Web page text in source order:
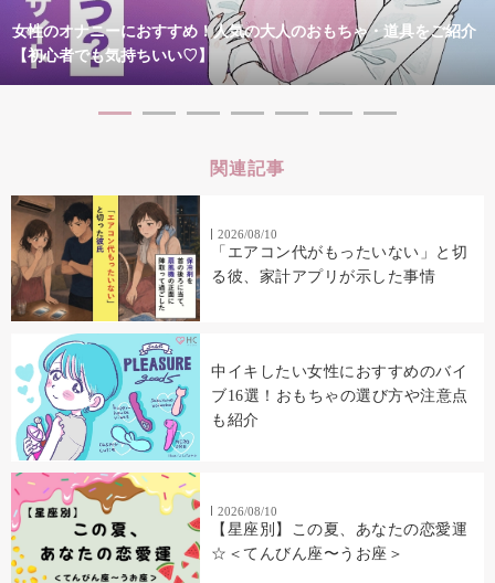
女性のオナニーにおすすめ！人気の大人のおもちゃ・道具をご紹介
【初心者でも気持ちいい♡】
関連記事
2026/08/10
「エアコン代がもったいない」と切
る彼、家計アプリが示した事情
中イキしたい女性におすすめのバイ
ブ16選！おもちゃの選び方や注意点
も紹介
2026/08/10
【星座別】この夏、あなたの恋愛運
☆＜てんびん座〜うお座＞